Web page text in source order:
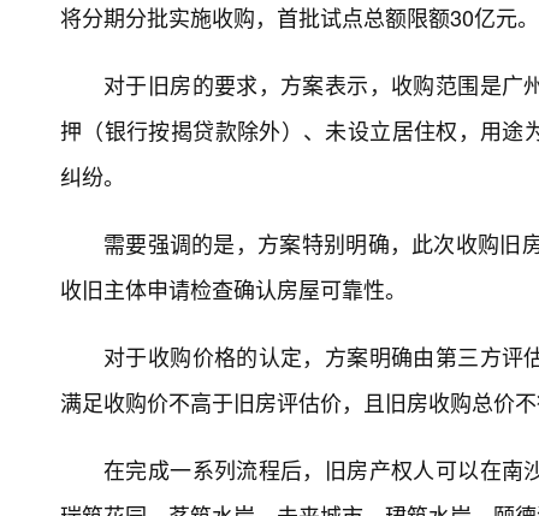
将分期分批实施收购，首批试点总额限额30亿元。
对于旧房的要求，方案表示，收购范围是
押（银行按揭贷款除外）、未设立居住权，用
纠纷。
需要强调的是，方案特别明确，此次收购旧
收旧主体申请检查确认房屋可靠性。
对于收购价格的认定，方案明确由第三方
满足收购价不高于旧房评估价，且旧房收购总价
在完成一系列流程后，旧房产权人可以在